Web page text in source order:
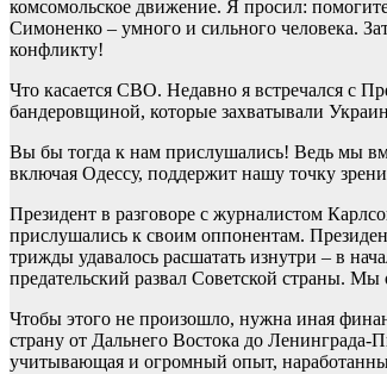
комсомольское движение. Я просил:
Симоненко – умного и сильного человека.
конфликту!
Что касается СВО. Недавно я встречался с
бандеровщиной, которые захватывали
Вы бы тогда к нам прислушались! Ведь мы
включая Одессу, поддержит нашу точку
Президент в разговоре с журналистом
прислушались к своим оппонентам.
трижды удавалось расшатать изнутри – в
предательский развал Советской страны.
Чтобы этого не произошло, нужна иная
страну от Дальнего Востока до Ленинграда-
учитывающая и огромный опыт,